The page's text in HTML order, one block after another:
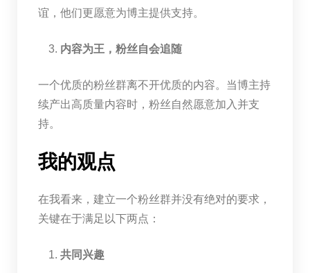
谊，他们更愿意为博主提供支持。
内容为王，粉丝自会追随
一个优质的粉丝群离不开优质的内容。当博主持
续产出高质量内容时，粉丝自然愿意加入并支
持。
我的观点
在我看来，建立一个粉丝群并没有绝对的要求，
关键在于满足以下两点：
共同兴趣